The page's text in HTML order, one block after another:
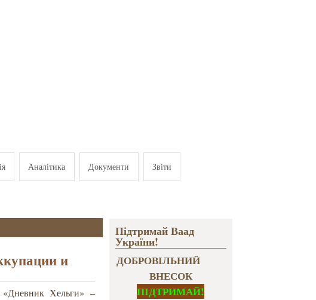
Аналітика Документи Звіти
и
«Дневник Хельги» –
Підтримай Ваад
України!
ДОБРОВІЛЬНИЙ
ВНЕСОК
ПІДТРИМАЙ!